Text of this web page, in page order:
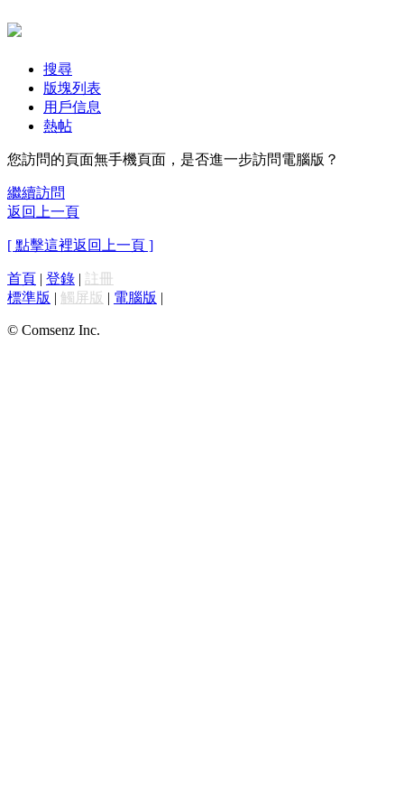
搜尋
版塊列表
用戶信息
熱帖
您訪問的頁面無手機頁面，是否進一步訪問電腦版？
繼續訪問
返回上一頁
[ 點擊這裡返回上一頁 ]
首頁 | 登錄 | 註冊
標準版 | 觸屏版 | 電腦版 |
© Comsenz Inc.